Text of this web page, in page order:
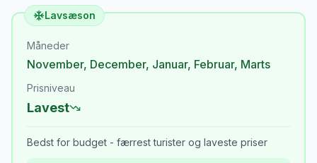
Lavsæson
Måneder
November, December, Januar, Februar, Marts
Prisniveau
Lavest
Bedst for budget - færrest turister og laveste priser